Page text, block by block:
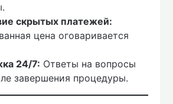
скрытых платежей:
цена оговаривается
24/7: Ответы на вопросы
завершения процедуры.